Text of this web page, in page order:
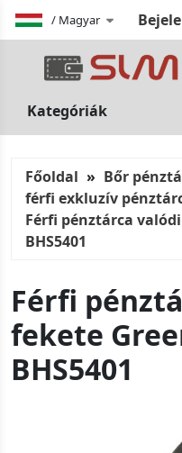
/ Magyar
Kategóriák
Főoldal
Bőr
férfi exkluzív
Férfi pénztárca
BHS5401
Férfi
fekete
BHS5401